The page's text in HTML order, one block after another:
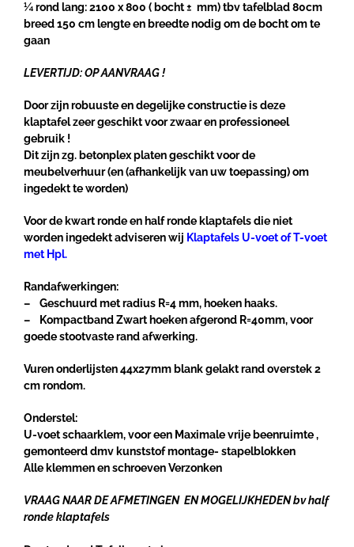
¼ rond lang: 2100 x 800 ( bocht ± mm) tbv tafelblad 80cm
breed 150 cm lengte en breedte nodig om de bocht om te
gaan
LEVERTIJD: OP AANVRAAG !
Door zijn robuuste en degelijke constructie is deze
klaptafel zeer geschikt voor zwaar en professioneel
gebruik !
Dit zijn zg. betonplex platen geschikt voor de
meubelverhuur (en (afhankelijk van uw toepassing) om
ingedekt te worden)
Voor de kwart ronde en half ronde klaptafels die niet
worden ingedekt adviseren wij Klaptafels U-voet of T-voet
met Hpl.
Randafwerkingen:
– Geschuurd met radius R=4 mm, hoeken haaks.
– Kompactband Zwart hoeken afgerond R=40mm,voor
goede stootvaste rand afwerking.
Vuren onderlijsten 44x27mm blank gelakt rand overstek 2
cm rondom.
Onderstel:
U-voet schaarklem, voor een Maximale vrije beenruimte ,
gemonteerd dmv kunststof montage- stapelblokken
Alle klemmen en schroeven Verzonken
VRAAG NAAR DE AFMETINGEN EN MOGELIJKHEDENbv half
ronde klaptafels